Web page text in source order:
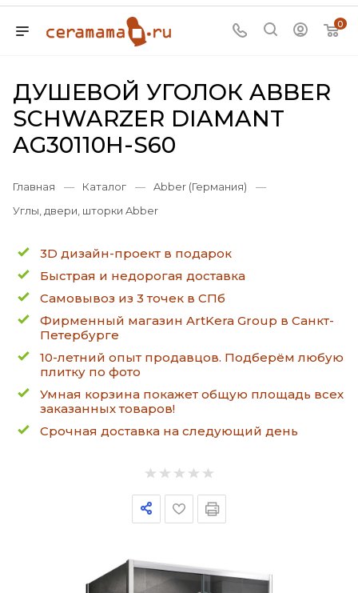
0
ДУШЕВОЙ УГОЛОК ABBER
SCHWARZER DIAMANT
AG30110H-S60
Главная — Каталог — Abber (Германия)
—
Углы, двери, шторки Abber
3D дизайн-проект в подарок
Быстрая и недорогая доставка
Самовывоз из 3 точек в СПб
Фирменный магазин ArtKera Group в Санкт-
Петербурге
10-летний опыт продавцов. Подберём любую
плитку по фото
Умная корзина покажет общую площадь всех
заказанных товаров!
Срочная доставка на следующий день